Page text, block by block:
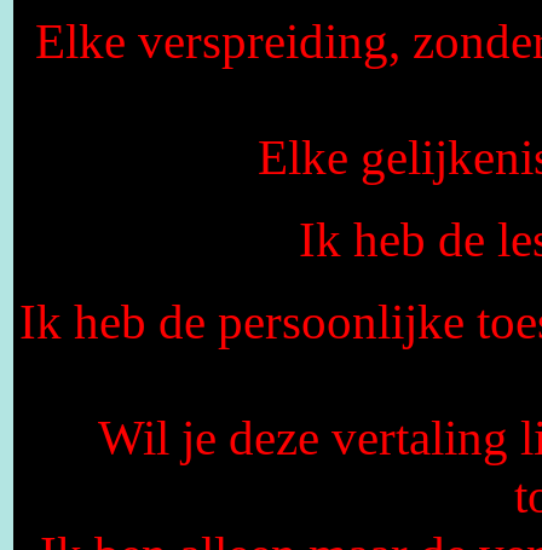
Elke verspreiding,
Elke
Ik heb de
Ik heb de persoonlijke
Wil je deze vertaling